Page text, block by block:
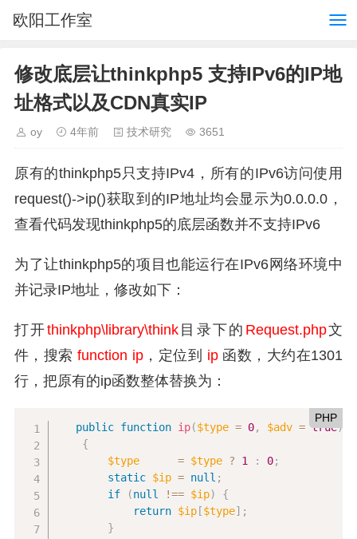
欧阳工作室
修改底层让thinkphp5 支持IPv6的IP地
址格式以及CDN真实IP
oy 4年前 技术研究 3651
原有的thinkphp5只支持IPv4，所有的IPv6访问使用
request()->ip()获取到的IP地址均会显示为0.0.0.0，
查看代码发现thinkphp5的底层函数并不支持IPv6
为了让thinkphp5的项目也能运行在IPv6网络环境中
并记录IP地址，修改如下：
打开thinkphp\library\think目录下的 Request.php文
件，搜索function ip，定位到 ip函数，大约在1301
行，把原有的ip函数整体替换为：
PHP
public function ip($type = 0, $adv = true)
{
$type
= $type ? 1 : 0;
static $ip = null ;
if
(null !== $ip)
{
return $ip [$type] ;
}